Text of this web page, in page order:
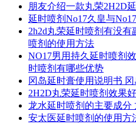
朋友介绍一款丸荣2H2D
延时喷剂No17久皇与
2h2d丸荣延时喷剂有没
喷剂的使用方法
NO17男用持久延时喷剂
时喷剂有哪些优势
冈岛延时膏使用说明书
2H2D丸荣延时喷剂效果
龙水延时喷剂的主要成分
安太医延时喷剂的使用方